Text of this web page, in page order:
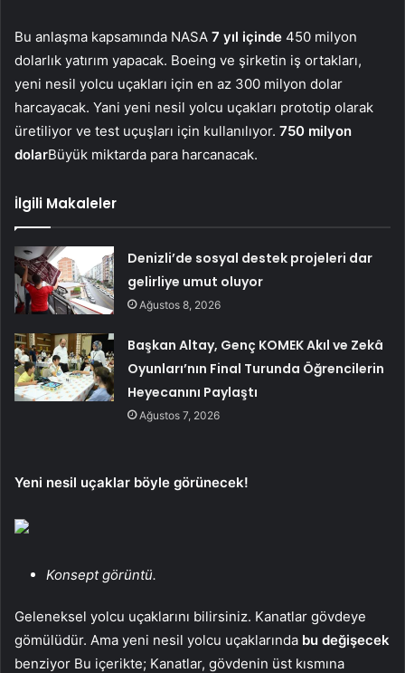
Bu anlaşma kapsamında NASA 7 yıl içinde 450 milyon
dolarlık yatırım yapacak. Boeing ve şirketin iş ortakları,
yeni nesil yolcu uçakları için en az 300 milyon dolar
harcayacak. Yani yeni nesil yolcu uçakları prototip olarak
üretiliyor ve test uçuşları için kullanılıyor. 750 milyon
dolarBüyük miktarda para harcanacak.
İlgili Makaleler
Denizli’de sosyal destek projeleri dar
gelirliye umut oluyor
Ağustos 8, 2026
Başkan Altay, Genç KOMEK Akıl ve Zekâ
Oyunları’nın Final Turunda Öğrencilerin
Heyecanını Paylaştı
Ağustos 7, 2026
Yeni nesil uçaklar böyle görünecek!
Konsept görüntü.
Geleneksel yolcu uçaklarını bilirsiniz. Kanatlar gövdeye
gömülüdür. Ama yeni nesil yolcu uçaklarında bu değişecek
benziyor Bu içerikte; Kanatlar, gövdenin üst kısmına